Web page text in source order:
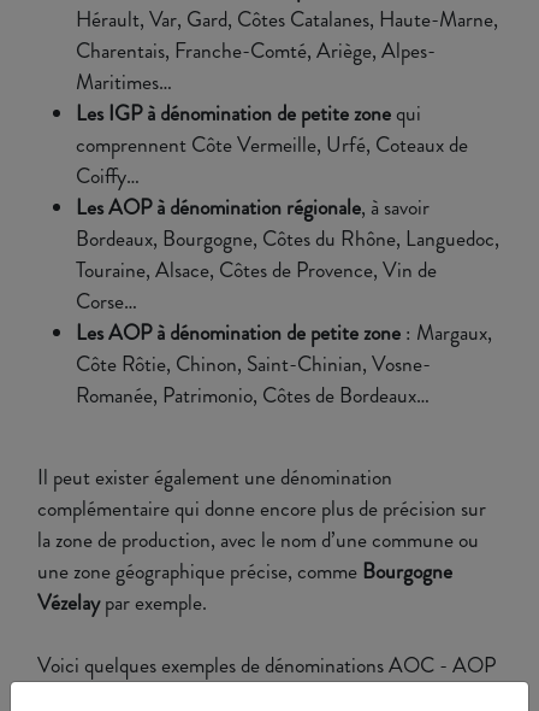
Hérault, Var, Gard, Côtes Catalanes, Haute-Marne,
Charentais, Franche-Comté, Ariège, Alpes-
Maritimes…
Les IGP à dénomination de petite zone qui
comprennent Côte Vermeille, Urfé, Coteaux de
Coiffy…
Les AOP à dénomination régionale, à savoir
Bordeaux, Bourgogne, Côtes du Rhône, Languedoc,
Touraine, Alsace, Côtes de Provence, Vin de
Corse…
Les AOP à dénomination de petite zone : Margaux,
Côte Rôtie, Chinon, Saint-Chinian, Vosne-
Romanée, Patrimonio, Côtes de Bordeaux…
Il peut exister également une dénomination
complémentaire qui donne encore plus de précision sur
la zone de production, avec le nom d’une commune ou
une zone géographique précise, comme Bourgogne
Vézelaypar exemple.
Voici quelques exemples de dénominations AOC - AOP